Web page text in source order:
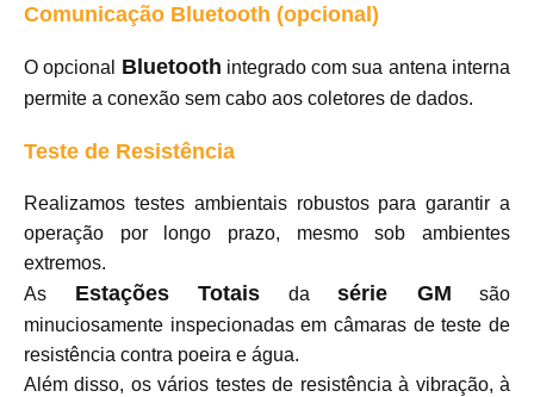
Comunicação Bluetooth (opcional)
O opcional Bluetooth integrado com sua antena interna
permite a conexão sem cabo aos coletores de dados.
Teste de Resistência
Realizamos testes ambientais robustos para garantir a
operação por longo prazo, mesmo sob ambientes
extremos.
As Estações Totais da série GM são
minuciosamente inspecionadas em câmaras de teste de
resistência contra poeira e água.
Além disso, os vários testes de resistência à vibração, à